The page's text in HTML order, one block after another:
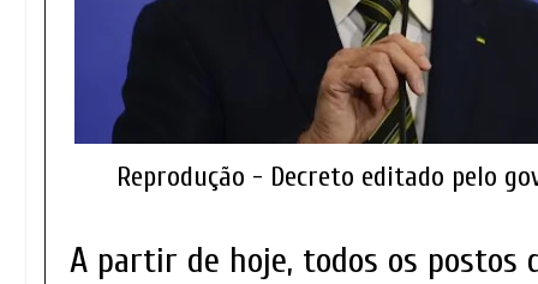
Reprodução - Decreto editado pelo
A partir de hoje, todos os postos